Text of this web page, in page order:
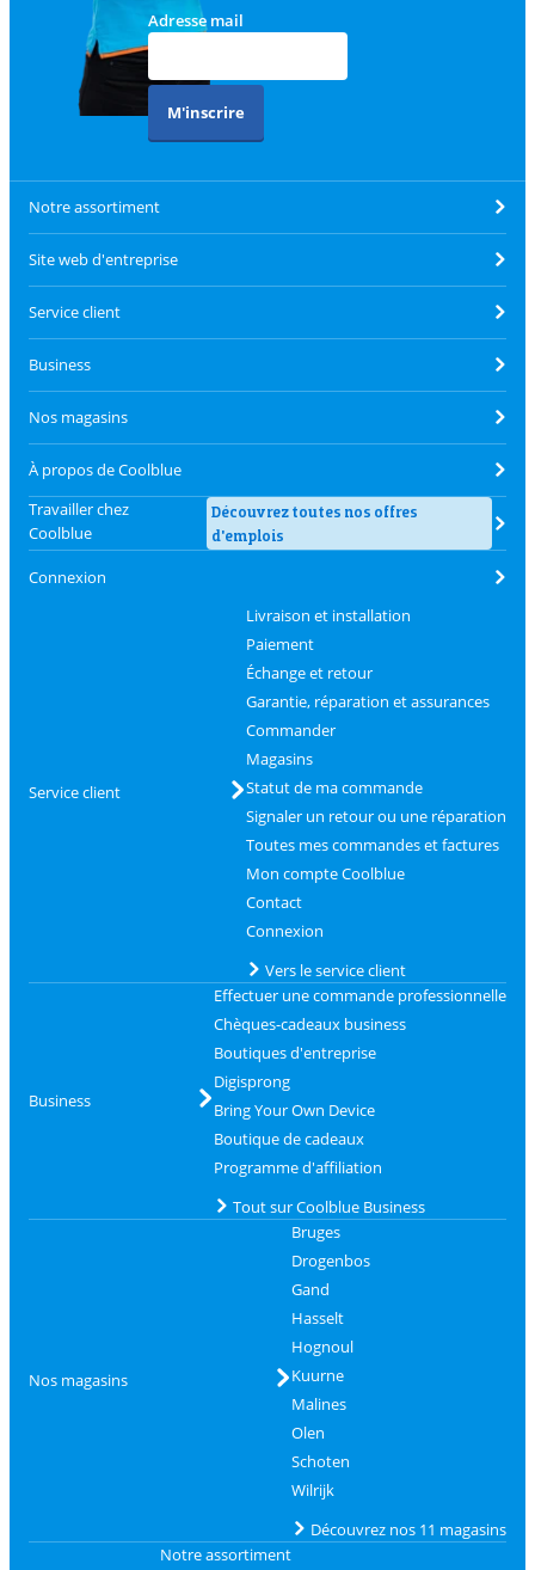
Adresse mail
M'inscrire
Notre assortiment
Site web d'entreprise
Service client
Business
Nos magasins
À propos de Coolblue
Travailler chez
Coolblue
Découvrez toutes nos offres
d'emplois
Connexion
Service client
Livraison et installation
Paiement
Échange et retour
Garantie, réparation et assurances
Commander
Magasins
Statut de ma commande
Signaler un retour ou une réparation
Toutes mes commandes et factures
Mon compte Coolblue
Contact
Connexion
Vers le service client
Business
Effectuer une commande professionnelle
Chèques-cadeaux business
Boutiques d'entreprise
Digisprong
Bring Your Own Device
Boutique de cadeaux
Programme d'affiliation
Tout sur Coolblue Business
Nos magasins
Bruges
Drogenbos
Gand
Hasselt
Hognoul
Kuurne
Malines
Olen
Schoten
Wilrijk
Découvrez nos 11 magasins
Notre assortiment